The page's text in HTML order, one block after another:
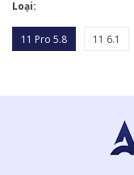
Loại:
11 Pro 5.8 11 6.1